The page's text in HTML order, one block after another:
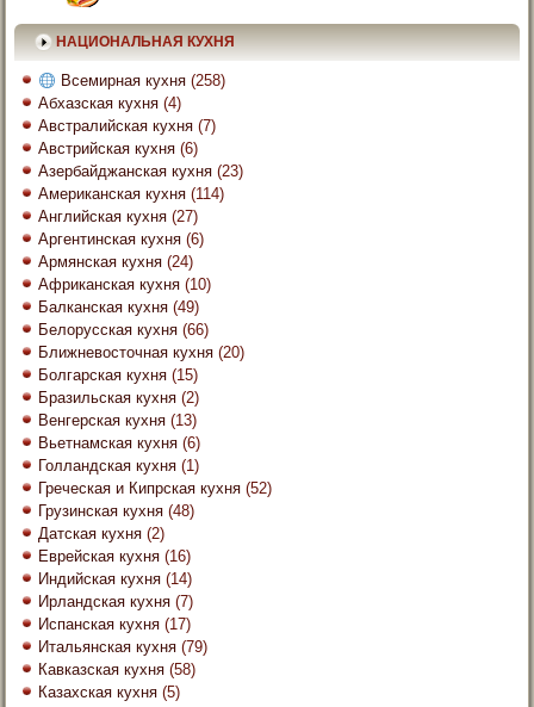
НАЦИОНАЛЬНАЯ КУХНЯ
Всемирная кухня (258)
Абхазская кухня (4)
Австралийская кухня (7)
Австрийская кухня (6)
Азербайджанская кухня (23)
Американская кухня (114)
Английская кухня (27)
Аргентинская кухня (6)
Армянская кухня (24)
Африканская кухня (10)
Балканская кухня (49)
Белорусская кухня (66)
Ближневосточная кухня (20)
Болгарская кухня (15)
Бразильская кухня (2)
Венгерская кухня (13)
Вьетнамская кухня (6)
Голландская кухня (1)
Греческая и Кипрская кухня (52)
Грузинская кухня (48)
Датская кухня (2)
Еврейская кухня (16)
Индийская кухня (14)
Ирландская кухня (7)
Испанская кухня (17)
Итальянская кухня (79)
Кавказская кухня (58)
Казахская кухня (5)